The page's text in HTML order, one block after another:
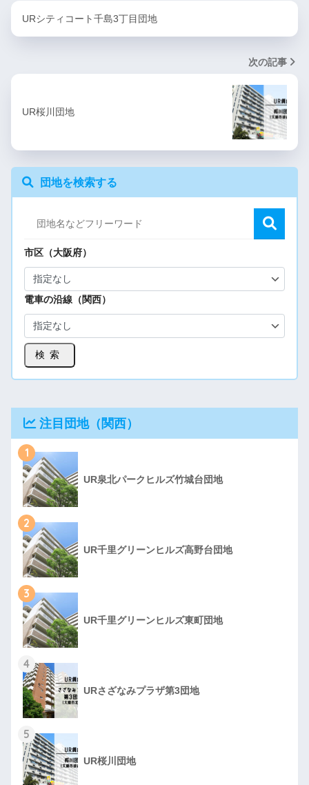
URシティコート千島3丁目団地
次の記事
UR桜川団地
団地を検索する
市区（大阪府）
電車の沿線（関西）
検索
注目団地（関西）
1
UR泉北パークヒルズ竹城台団地
2
UR千里グリーンヒルズ高野台団地
3
UR千里グリーンヒルズ東町団地
4
URさざなみプラザ第3団地
5
UR桜川団地